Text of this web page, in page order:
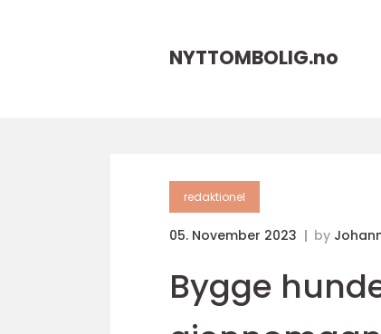
NYTTOMBOLIG.no
redaktionel
05. November 2023 by
Bygge